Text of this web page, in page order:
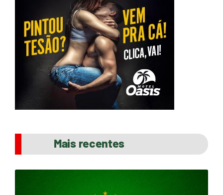
Mais recentes